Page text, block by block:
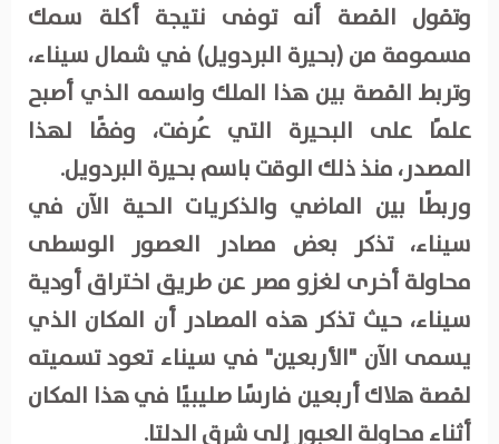
وتقول القصة أنه توفى نتيجة أكلة سمك
مسمومة من (بحيرة البردويل) في شمال سيناء،
وتربط القصة بين هذا الملك واسمه الذي أصبح
علمًا على البحيرة التي عُرفت، وفقًا لهذا
المصدر، منذ ذلك الوقت باسم بحيرة البردويل.
وربطًا بين الماضي والذكريات الحية الآن في
سيناء، تذكر بعض مصادر العصور الوسطى
محاولة أخرى لغزو مصر عن طريق اختراق أودية
سيناء، حيث تذكر هذه المصادر أن المكان الذي
يسمى الآن "الأربعين" في سيناء تعود تسميته
لقصة هلاك أربعين فارسًا صليبيًا في هذا المكان
أثناء محاولة العبور إلى شرق الدلتا.